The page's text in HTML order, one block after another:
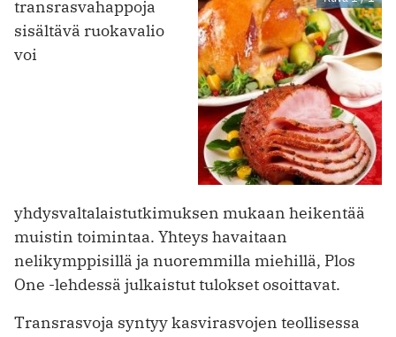
transrasvahappoja
sisältävä ruokavalio
voi
yhdysvaltalaistutkimuksen mukaan heikentää
muistin toimintaa. Yhteys havaitaan
nelikymppisillä ja nuoremmilla miehillä, Plos
One -lehdessä julkaistut tulokset osoittavat.
Transrasvoja syntyy kasvirasvojen teollisessa